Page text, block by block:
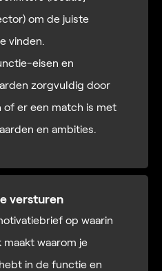
om de juiste
vinden.
eisen en
zorgvuldig door
of er een match is met
en ambities.
versturen
op waarin
maakt waarom je
in de functie en